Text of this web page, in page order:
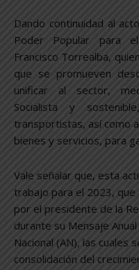
Dando continuidad al
Poder Popular para
Francisco Torrealba,
que se promueven
unificar al sector,
Socialista y
transportistas, así como
bienes y servicios, para
Vale señalar que, esta
trabajo para el 2023, que
por el presidente de la
durante su Mensaje
Nacional (AN), las cuales
consolidación del